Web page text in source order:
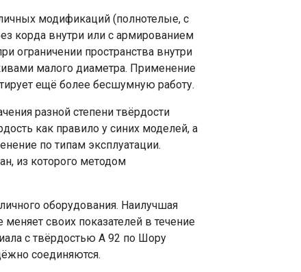
модификаций (полнотелые, с
корда внутри или с армированием
ограничении пространства внутри
малого диаметра. Применение
ещё более бесшумную работу.
разной степени твёрдости
как правило у синих моделей, а
по типам эксплуатации.
из которого методом
оборудования. Наилучшая
своих показателей в течение
с твёрдостью А 92 по Шору
соединяются.